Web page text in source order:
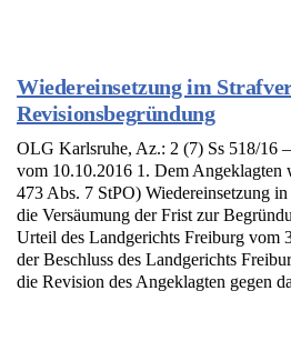
Wiedereinsetzung im
Revisionsbegründung
OLG Karlsruhe, Az.: 2 (7) Ss 518/16
vom 10.10.2016 1. Dem Angeklagten
473 Abs. 7 StPO) Wiedereinsetzung
die Versäumung der Frist zur
Urteil des Landgerichts Freiburg vom
der Beschluss des Landgerichts
die Revision des Angeklagten gegen